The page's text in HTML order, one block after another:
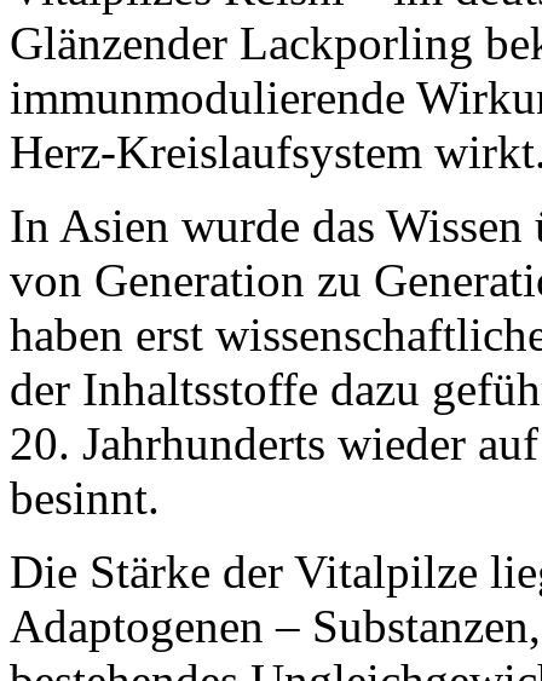
Glänzender Lackporling
immunmodulierende
Herz-Kreislaufsystem
In Asien wurde das
von Generation zu
haben erst
der Inhaltsstoffe dazu
20. Jahrhunderts wieder
besinnt.
Die Stärke der Vitalpilze
Adaptogenen –